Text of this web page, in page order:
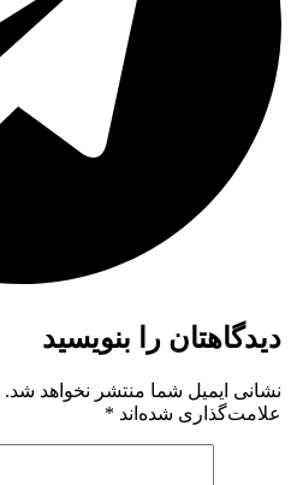
دیدگاهتان را بنویسید
نشانی ایمیل شما منتشر نخواهد شد.
علامت‌گذاری شده‌اند *